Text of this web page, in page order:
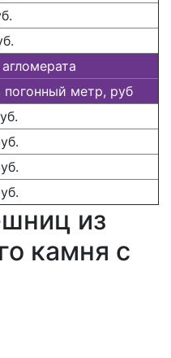
погонный метр, руб
из
камня с